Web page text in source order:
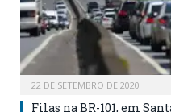
22 DE SETEMBRO DE 2020
Filas na BR-101, em